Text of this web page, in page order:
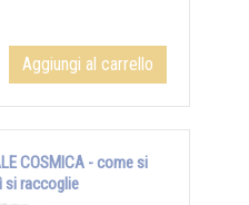
Aggiungi al carrello
COSMICA - come si
si raccoglie